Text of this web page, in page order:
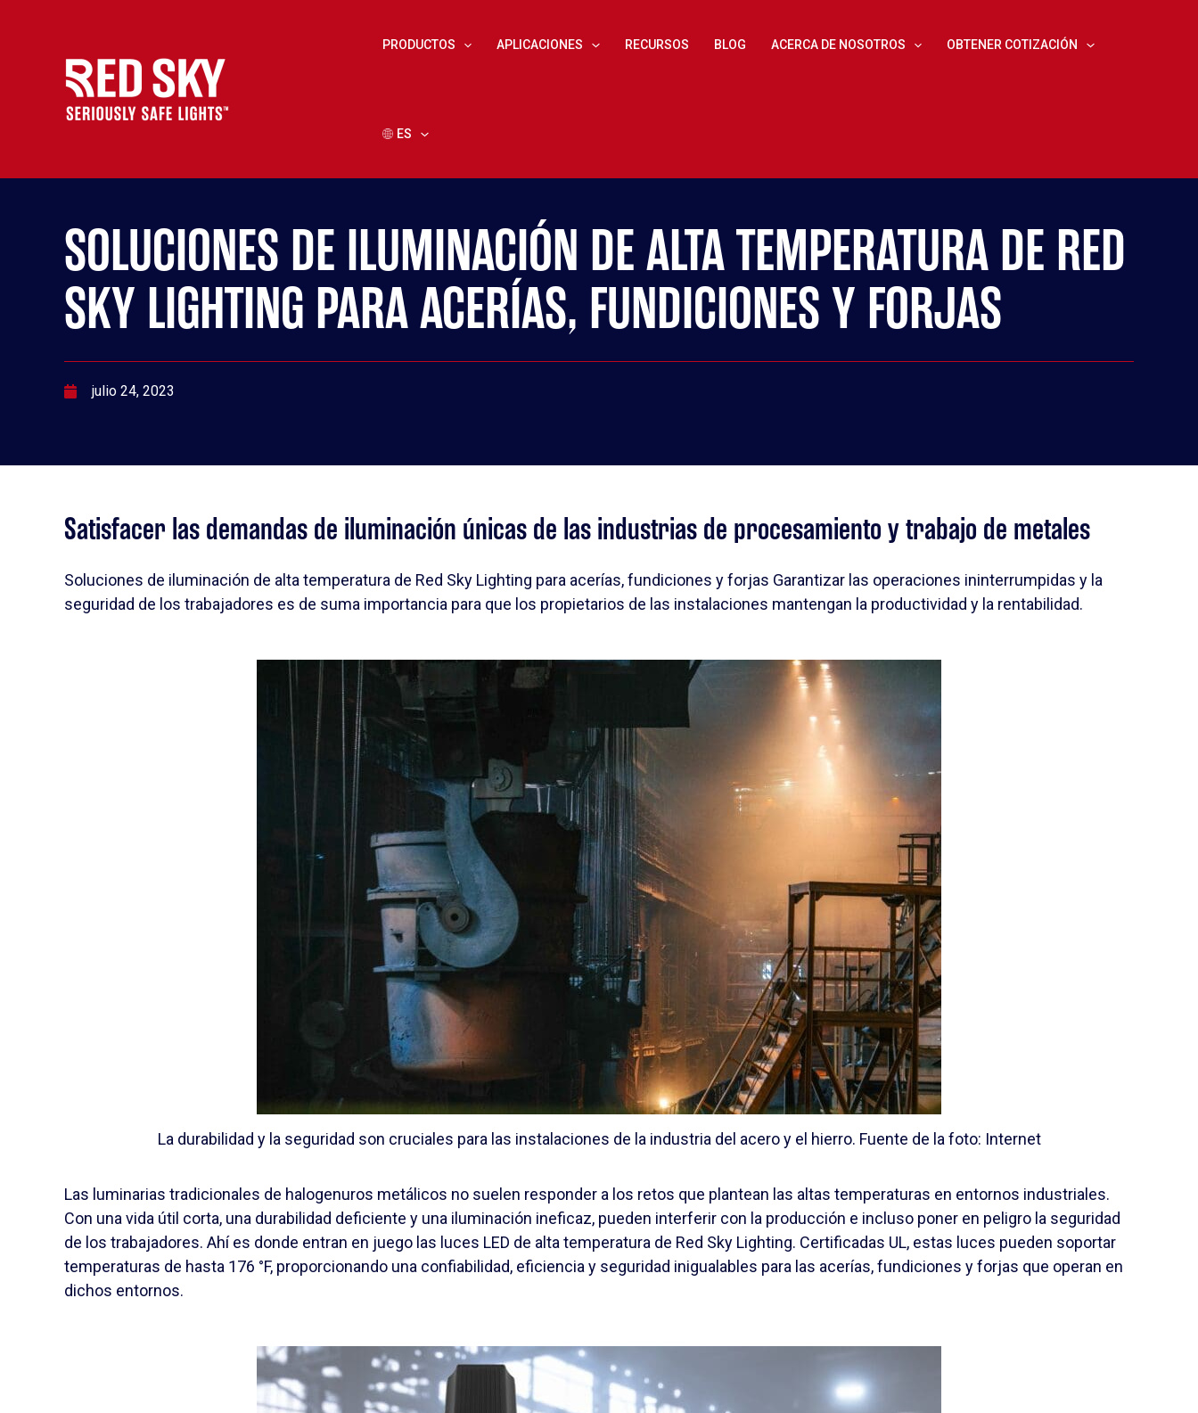
contenido
PRODUCTOS APLICACIONES RECURSOS BLOG ACERCA DE NOSOTROS OBTENER COTIZACIÓN
ES
SOLUCIONES DE ILUMINACIÓN DE ALTA TEMPERATURA DE RED
SKY LIGHTING PARA ACERÍAS, FUNDICIONES Y FORJAS
julio 24, 2023
Satisfacer las demandas de iluminación únicas de las industrias de procesamiento y trabajo de metales
Soluciones de iluminación de alta temperatura de Red Sky Lighting para acerías, fundiciones y forjas Garantizar las operaciones ininterrumpidas y la
seguridad de los trabajadores es de suma importancia para que los propietarios de las instalaciones mantengan la productividad y la rentabilidad.
La durabilidad y la seguridad son cruciales para las instalaciones de la industria del acero y el hierro. Fuente de la foto: Internet
Las luminarias tradicionales de halogenuros metálicos no suelen responder a los retos que plantean las altas temperaturas en entornos industriales.
Con una vida útil corta, una durabilidad deficiente y una iluminación ineficaz, pueden interferir con la producción e incluso poner en peligro la seguridad
de los trabajadores. Ahí es donde entran en juego las luces LED de alta temperatura de Red Sky Lighting. Certificadas UL, estas luces pueden soportar
temperaturas de hasta 176 °F, proporcionando una confiabilidad, eficiencia y seguridad inigualables para las acerías, fundiciones y forjas que operan en
dichos entornos.
entradas